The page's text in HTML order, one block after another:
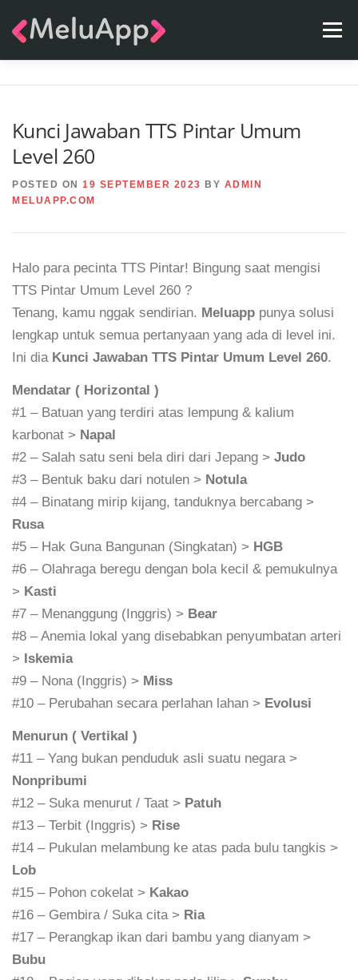
Menu
Kunci Jawaban TTS Pintar Umum
Level 260
POSTED ON 19 SEPTEMBER 2023 BY ADMIN
MELUAPP.COM
Halo para pecinta TTS Pintar! Bingung saat mengisi
TTS Pintar Umum Level 260 ?
Tenang, kamu nggak sendirian. Meluapp punya solusi
lengkap untuk semua pertanyaan yang ada di level ini.
Ini dia Kunci Jawaban TTS Pintar Umum Level 260.
Mendatar ( Horizontal )
#1 – Batuan yang terdiri atas lempung & kalium
karbonat > Napal
#2 – Salah satu seni bela diri dari Jepang > Judo
#3 – Bentuk baku dari notulen > Notula
#4 – Binatang mirip kijang, tanduknya bercabang >
Rusa
#5 – Hak Guna Bangunan (Singkatan) > HGB
#6 – Olahraga beregu dengan bola kecil & pemukulnya
> Kasti
#7 – Menanggung (Inggris) > Bear
#8 – Anemia lokal yang disebabkan penyumbatan arteri
> Iskemia
#9 – Nona (Inggris) > Miss
#10 – Perubahan secara perlahan lahan > Evolusi
Menurun ( Vertikal )
#11 – Yang bukan penduduk asli suatu negara >
Nonpribumi
#12 – Suka menurut / Taat > Patuh
#13 – Terbit (Inggris) > Rise
#14 – Pukulan melambung ke atas pada bulu tangkis >
Lob
#15 – Pohon cokelat > Kakao
#16 – Gembira / Suka cita > Ria
#17 – Perangkap ikan dari bambu yang dianyam >
Bubu